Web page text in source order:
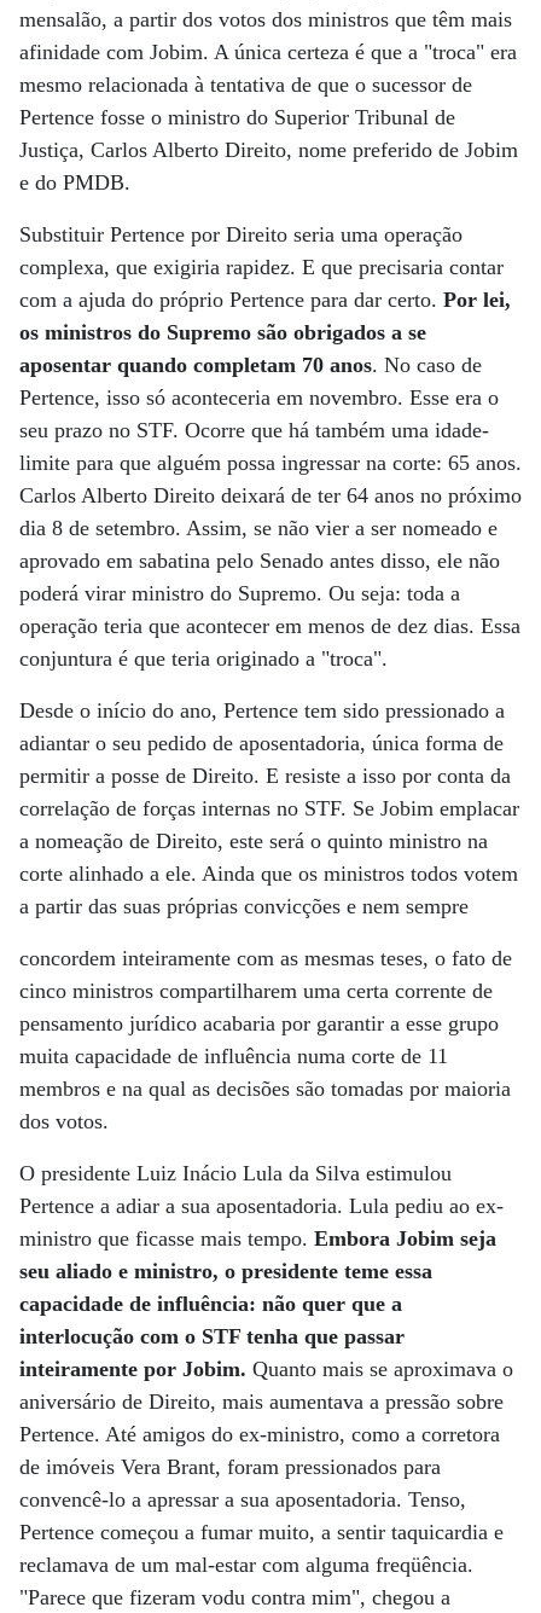
mensalão, a partir dos votos dos ministros que têm mais
afinidade com Jobim. A única certeza é que a "troca" era
mesmo relacionada à tentativa de que o sucessor de
Pertence fosse o ministro do Superior Tribunal de
Justiça, Carlos Alberto Direito, nome preferido de Jobim
e do PMDB.
Substituir Pertence por Direito seria uma operação
complexa, que exigiria rapidez. E que precisaria contar
com a ajuda do próprio Pertence para dar certo. Por lei,
os ministros do Supremo são obrigados a se
aposentar quando completam 70 anos. No caso de
Pertence, isso só aconteceria em novembro. Esse era o
seu prazo no STF. Ocorre que há também uma idade-
limite para que alguém possa ingressar na corte: 65 anos.
Carlos Alberto Direito deixará de ter 64 anos no próximo
dia 8 de setembro. Assim, se não vier a ser nomeado e
aprovado em sabatina pelo Senado antes disso, ele não
poderá virar ministro do Supremo. Ou seja: toda a
operação teria que acontecer em menos de dez dias. Essa
conjuntura é que teria originado a "troca".
Desde o início do ano, Pertence tem sido pressionado a
adiantar o seu pedido de aposentadoria, única forma de
permitir a posse de Direito. E resiste a isso por conta da
correlação de forças internas no STF. Se Jobim emplacar
a nomeação de Direito, este será o quinto ministro na
corte alinhado a ele. Ainda que os ministros todos votem
a partir das suas próprias convicções e nem sempre
concordem inteiramente com as mesmas teses, o fato de
cinco ministros compartilharem uma certa corrente de
pensamento jurídico acabaria por garantir a esse grupo
muita capacidade de influência numa corte de 11
membros e na qual as decisões são tomadas por maioria
dos votos.
O presidente Luiz Inácio Lula da Silva estimulou
Pertence a adiar a sua aposentadoria. Lula pediu ao ex-
ministro que ficasse mais tempo. Embora Jobim seja
seu aliado e ministro, o presidente teme essa
capacidade de influência: não quer que a
interlocução com o STF tenha que passar
inteiramente por Jobim. Quanto mais se aproximava o
aniversário de Direito, mais aumentava a pressão sobre
Pertence. Até amigos do ex-ministro, como a corretora
de imóveis Vera Brant, foram pressionados para
convencê-lo a apressar a sua aposentadoria. Tenso,
Pertence começou a fumar muito, a sentir taquicardia e
reclamava de um mal-estar com alguma freqüência.
"Parece que fizeram vodu contra mim", chegou a